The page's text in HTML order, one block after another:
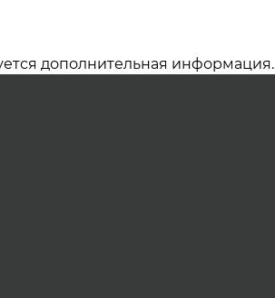
дополнительная информация.